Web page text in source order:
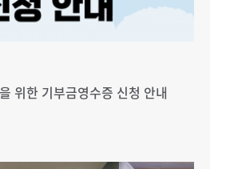
위한 기부금영수증 신청 안내